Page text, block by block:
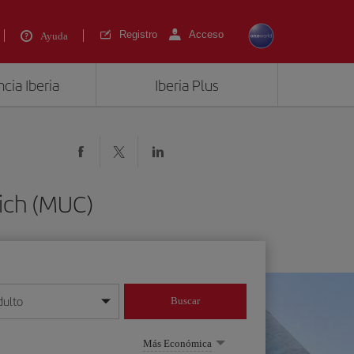
Ayuda Registro Acceso
Iberia Iberia Plus
(MUC)
mes/año
Buscar
Más Económica